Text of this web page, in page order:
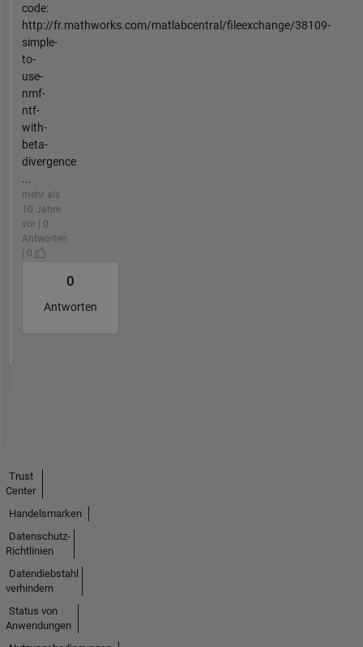
code:
http://fr.mathworks.com/matlabcentral/fileexchange/38109-
simple-
to-
use-
nmf-
ntf-
with-
beta-
divergence
...
mehr als
10 Jahre
vor | 0
Antworten
| 0
0
Antworten
Trust
Center
Handelsmarken
Datenschutz-
Richtlinien
Datendiebstahl
verhindern
Status von
Anwendungen